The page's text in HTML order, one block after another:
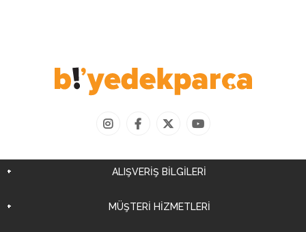
ALIŞVERİŞ BİLGİLERİ
MÜŞTERİ HİZMETLERİ